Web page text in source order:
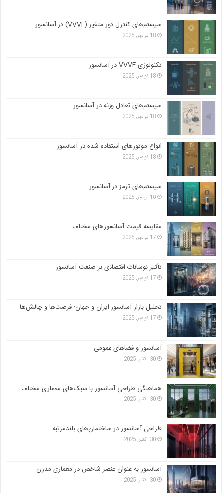
سیستم‌های کنترل دور متغیر (VVVF) در آسانسور
18 نوامبر, 2025
تکنولوژی VVVF در آسانسور
18 نوامبر, 2025
سیستم‌های تعادل وزنه در آسانسور
18 نوامبر, 2025
انواع موتورهای استفاده شده در آسانسور
18 نوامبر, 2025
سیستم‌های ترمز در آسانسور
18 نوامبر, 2025
مقایسه قیمت آسانسورهای مختلف
17 نوامبر, 2025
تأثیر نوسانات اقتصادی بر صنعت آسانسور
17 نوامبر, 2025
تحلیل بازار آسانسور ایران و جهان: فرصت‌ها و چالش‌ها
17 نوامبر, 2025
آسانسور و فضاهای عمومی
30 اکتبر, 2025
هماهنگی طراحی آسانسور با سبک‌های معماری مختلف
30 اکتبر, 2025
طراحی آسانسور در ساختمان‌های بلندمرتبه
30 اکتبر, 2025
آسانسور به عنوان عنصر شاخص در معماری مدرن
30 اکتبر, 2025